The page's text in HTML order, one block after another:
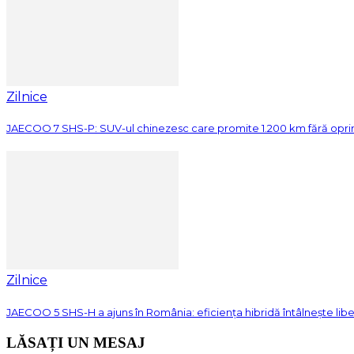
Zilnice
JAECOO 7 SHS-P: SUV-ul chinezesc care promite 1.200 km fără
Zilnice
JAECOO 5 SHS-H a ajuns în România: eficiența hibridă întâlnește
LĂSAȚI UN MESAJ